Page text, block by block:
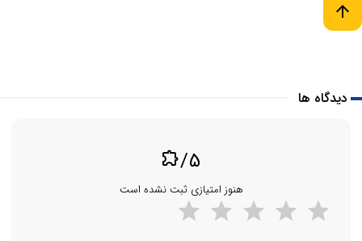
arrow_upward
دیدگاه ها
extension/5
هنوز امتیازی ثبت نشده است